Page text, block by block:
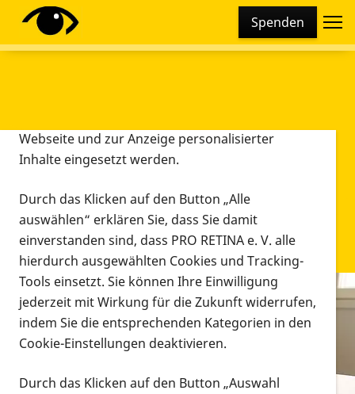
Spenden
Infomaterial
Infomaterial
Vorlesen
Diese Webseite setzt verschiedene Cookies und
Tracking-Tools ein. Dies beinhaltet Cookies und
Webseite und zur Anzeige personalisierter
Inhalte eingesetzt werden.
Durch das Klicken auf den Button „Alle
auswählen“ erklären Sie, dass Sie damit
einverstanden sind, dass PRO RETINA e. V. alle
hierdurch ausgewählten Cookies und Tracking-
Tools einsetzt. Sie können Ihre Einwilligung
jederzeit mit Wirkung für die Zukunft widerrufen,
indem Sie die entsprechenden Kategorien in den
Cookie-Einstellungen deaktivieren.
Durch das Klicken auf den Button „Auswahl